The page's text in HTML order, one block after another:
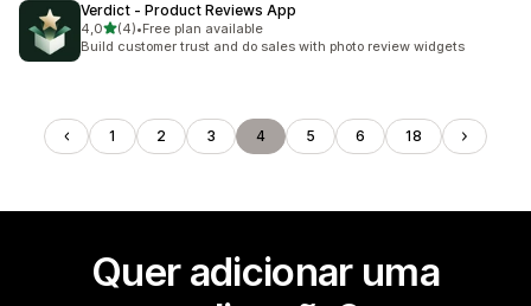
Verdict ‑ Product Reviews App
4,0de 5 estrelas
(4)
4 total de avaliações
•Free plan available
Build customer trust and do sales with photo review widgets
1 2 3 4 5 6 18
Quer adicionar uma